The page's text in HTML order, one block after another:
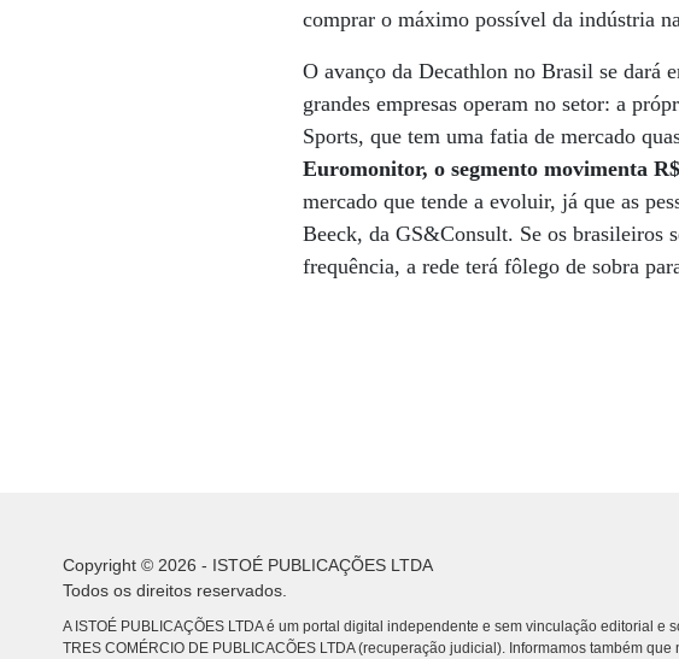
comprar o máximo possível da indústria
O avanço da Decathlon no Brasil se dará
grandes empresas operam no setor: a
Sports, que tem uma fatia de mercado
Euromonitor, o segmento movimenta
mercado que tende a evoluir, já que as
Beeck, da GS&Consult. Se os brasileiros
frequência, a rede terá fôlego de sobra
Copyright © 2026 - ISTOÉ PUBLICAÇÕES LTDA
Todos os direitos reservados.
A ISTOÉ PUBLICAÇÕES LTDA é um portal digital independente e sem vinculação editorial e
TRES COMÉRCIO DE PUBLICACÕES LTDA (recuperação judicial). Informamos também que